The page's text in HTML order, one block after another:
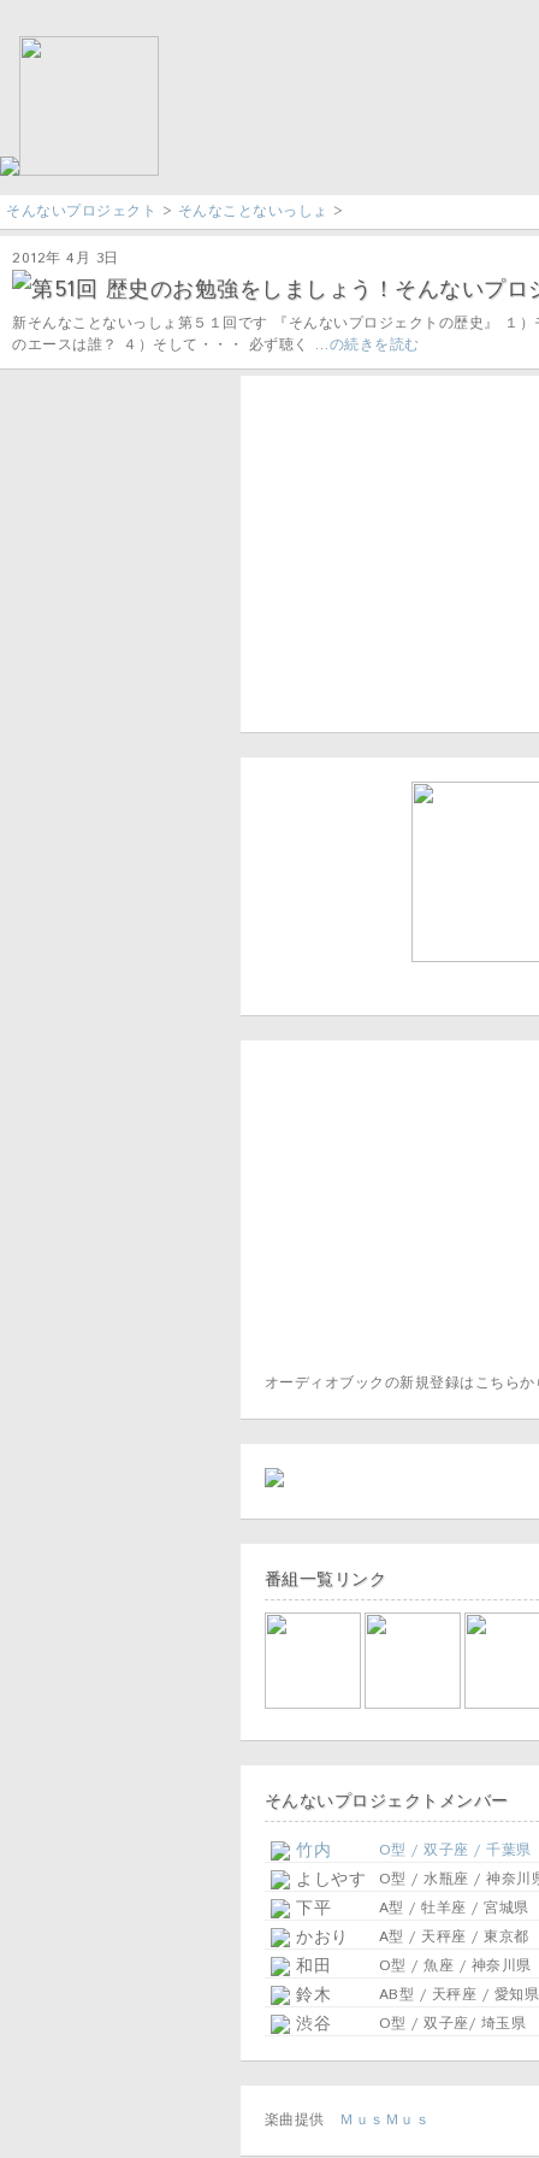
そんないプロジェクト > そんなことないっしょ >
2012年 4月 3日
第51回 歴史のお勉強をしましょう！そんないプ
新そんなことないっしょ第５１回です 『そんないプロジェクトの歴史』 １
のエースは誰？ ４）そして・・・ 必ず聴く …の続きを読む
オーディオブックの新規登録はこちら
番組一覧リンク
そんないプロジェクトメンバー
竹内 O型 / 双子座 / 千葉県
よしやす O型 / 水瓶座 / 神奈川
下平 A型 / 牡羊座 / 宮城県
かおり A型 / 天秤座 / 東京都
和田 O型 / 魚座 / 神奈川県
鈴木 AB型 / 天秤座 / 愛知県
渋谷 O型 / 双子座/ 埼玉県
楽曲提供 ＭｕｓＭｕｓ